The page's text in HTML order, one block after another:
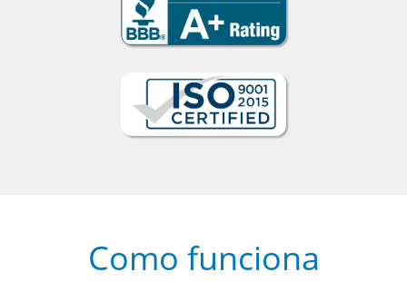
Como funciona